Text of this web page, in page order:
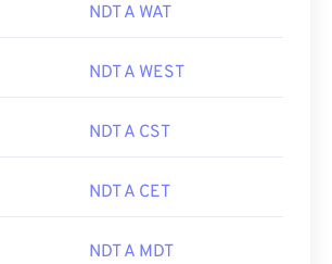
NDT A WAT
NDT A WEST
NDT A CST
NDT A CET
NDT A MDT